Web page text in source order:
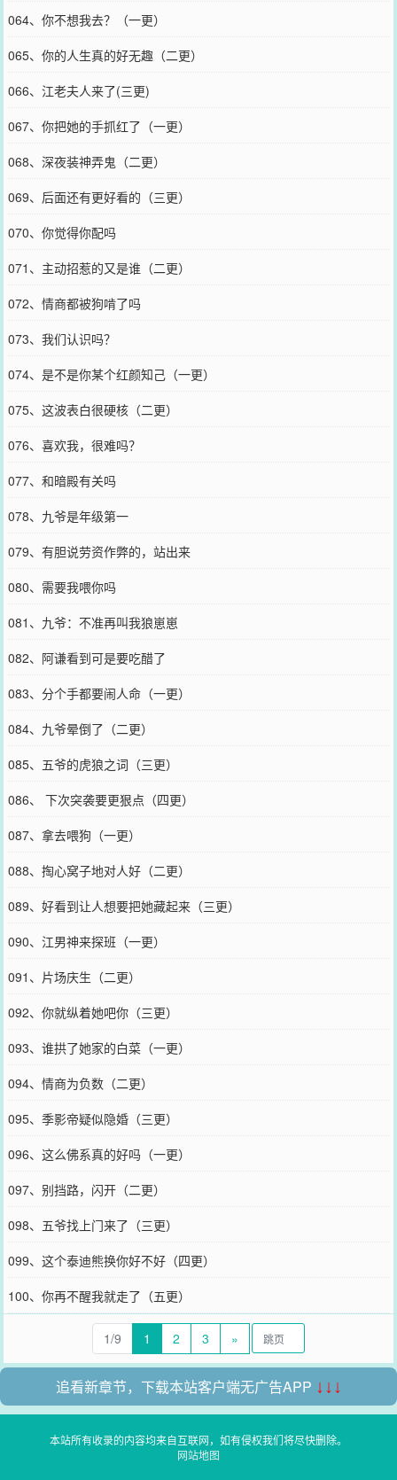
064、你不想我去？（一更）
065、你的人生真的好无趣（二更）
066、江老夫人来了(三更)
067、你把她的手抓红了（一更）
068、深夜装神弄鬼（二更）
069、后面还有更好看的（三更）
070、你觉得你配吗
071、主动招惹的又是谁（二更）
072、情商都被狗啃了吗
073、我们认识吗？
074、是不是你某个红颜知己（一更）
075、这波表白很硬核（二更）
076、喜欢我，很难吗？
077、和暗殿有关吗
078、九爷是年级第一
079、有胆说劳资作弊的，站出来
080、需要我喂你吗
081、九爷：不准再叫我狼崽崽
082、阿谦看到可是要吃醋了
083、分个手都要闹人命（一更）
084、九爷晕倒了（二更）
085、五爷的虎狼之词（三更）
086、 下次突袭要更狠点（四更）
087、拿去喂狗（一更）
088、掏心窝子地对人好（二更）
089、好看到让人想要把她藏起来（三更）
090、江男神来探班（一更）
091、片场庆生（二更）
092、你就纵着她吧你（三更）
093、谁拱了她家的白菜（一更）
094、情商为负数（二更）
095、季影帝疑似隐婚（三更）
096、这么佛系真的好吗（一更）
097、别挡路，闪开（二更）
098、五爷找上门来了（三更）
099、这个泰迪熊换你好不好（四更）
100、你再不醒我就走了（五更）
1/9 1 2 3 »
追看新章节，下载本站客户端无广告APP ↓↓↓
本站所有收录的内容均来自互联网，如有侵权我们将尽快删除。
网站地图